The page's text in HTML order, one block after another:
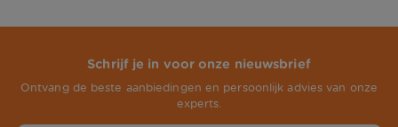
Schrijf je in voor onze nieuwsbrief
Ontvang de beste aanbiedingen en persoonlijk advies van onze
experts.